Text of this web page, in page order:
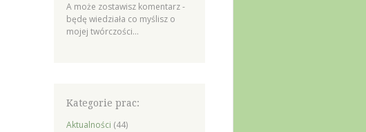
A może zostawisz komentarz -
będę wiedziała co myślisz o
mojej twórczości...
Kategorie prac:
Aktualności (44)